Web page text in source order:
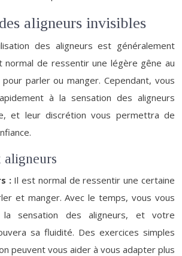
aligneurs invisibles
des aligneurs est généralement
normal de ressentir une légère gêne au
parler ou manger. Cependant, vous
à la sensation des aligneurs
et leur discrétion vous permettra de
aligneurs
: Il est normal de ressentir une certaine
et manger. Avec le temps, vous vous
la sensation des aligneurs, et votre
sa fluidité. Des exercices simples
peuvent vous aider à vous adapter plus